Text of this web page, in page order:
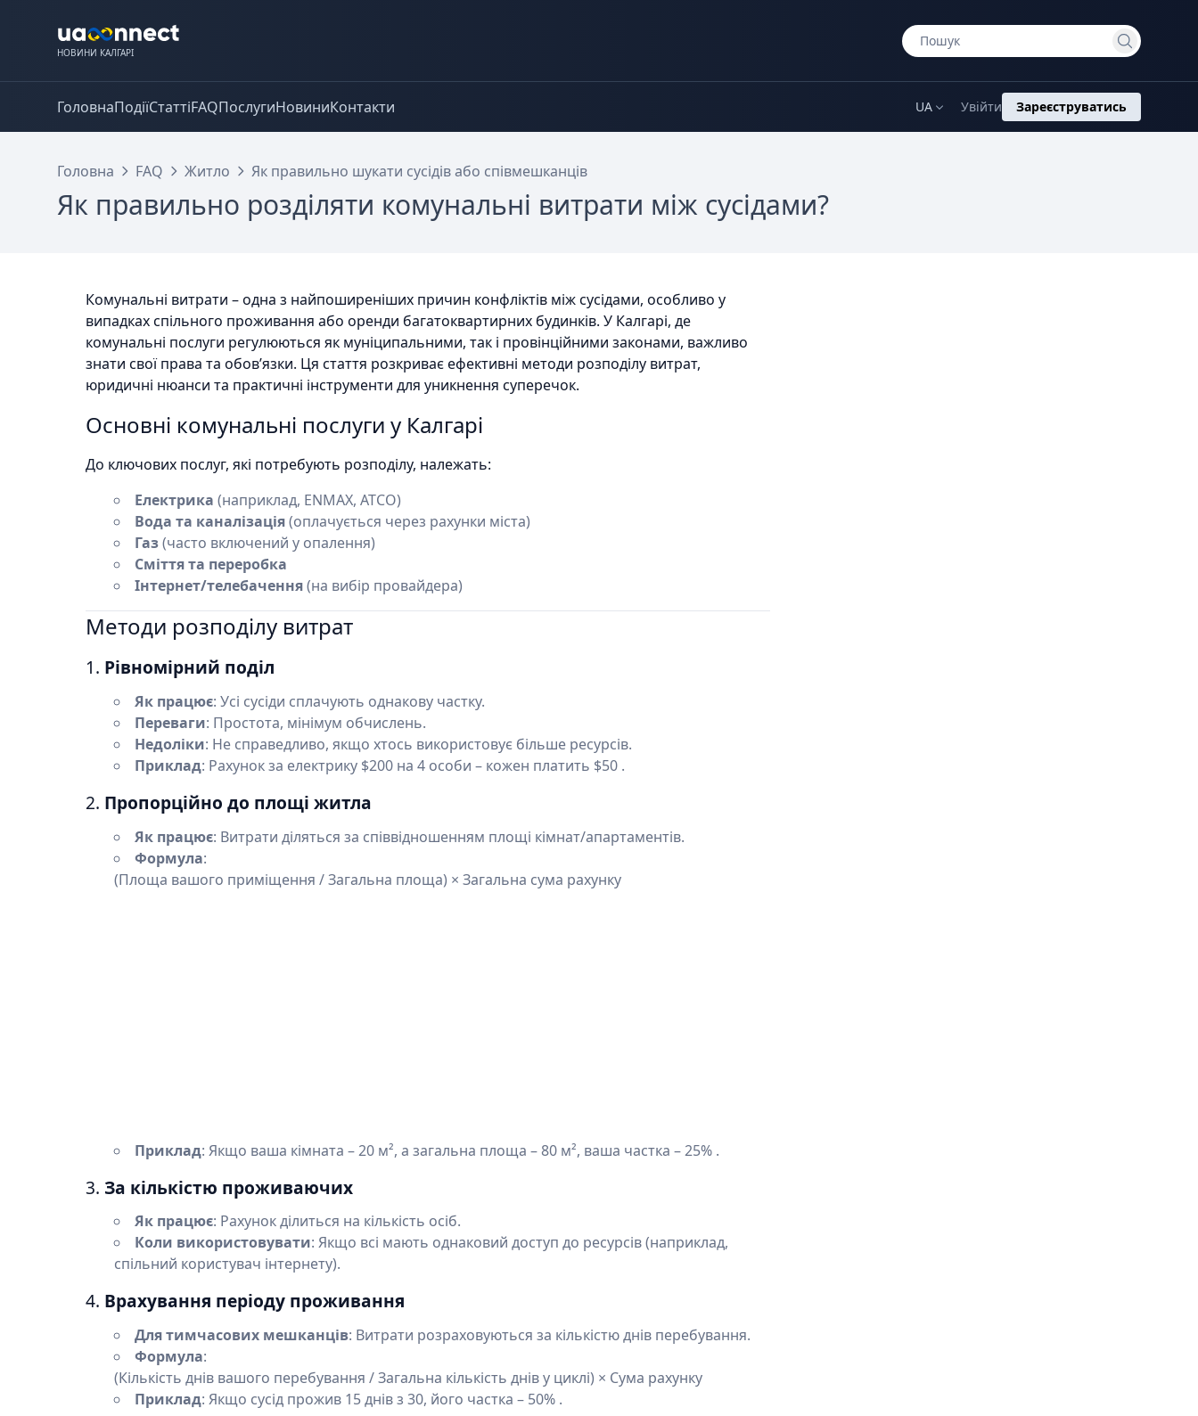
НОВИНИ КАЛГАРІ
ГоловнаПодіїСтаттіFAQПослугиНовиниКонтакти UA Увійти Зареєструватись
Головна FAQ Житло Як правильно шукати сусідів або співмешканців
Як правильно розділяти комунальні витрати між сусідами?
Комунальні витрати – одна з найпоширеніших причин конфліктів між сусідами, особливо у
випадках спільного проживання або оренди багатоквартирних будинків. У Калгарі, де
комунальні послуги регулюються як муніципальними, так і провінційними законами, важливо
знати свої права та обов’язки. Ця стаття розкриває ефективні методи розподілу витрат,
юридичні нюанси та практичні інструменти для уникнення суперечок.
Основні комунальні послуги у Калгарі
До ключових послуг, які потребують розподілу, належать:
Електрика (наприклад, ENMAX, ATCO)
Вода та каналізація(оплачується через рахунки міста)
Газ(часто включений у опалення)
Сміття та переробка
Інтернет/телебачення(на вибір провайдера)
Методи розподілу витрат
1. Рівномірний поділ
Як працює: Усі сусіди сплачують однакову частку.
Переваги: Простота, мінімум обчислень.
Недоліки: Не справедливо, якщо хтось використовує більше ресурсів.
Приклад: Рахунок за електрику $200 на 4 особи – кожен платить $50 .
2. Пропорційно до площі житла
Як працює: Витрати діляться за співвідношенням площі кімнат/апартаментів.
Формула:
(Площа вашого приміщення / Загальна площа) × Загальна сума рахунку
Приклад: Якщо ваша кімната – 20 м², а загальна площа – 80 м², ваша частка – 25% .
3. За кількістю проживаючих
Як працює: Рахунок ділиться на кількість осіб.
Коли використовувати: Якщо всі мають однаковий доступ до ресурсів (наприклад,
спільний користувач інтернету).
4. Врахування періоду проживання
Для тимчасових мешканців: Витрати розраховуються за кількістю днів перебування.
Формула:
(Кількість днів вашого перебування / Загальна кількість днів у циклі) × Сума рахунку
Приклад: Якщо сусід прожив 15 днів з 30, його частка – 50% .